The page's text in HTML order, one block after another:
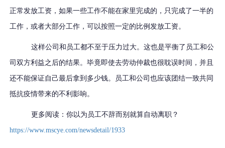
正常发放工资，如果一些工作不能在家里完成的，只完成了一半的
工作，或者大部分工作，可以按照一定的比例发放工资。
这样公司和员工都不至于压力过大。这也是平衡了员工和公
司双方利益之后的结果。毕竟即使去劳动仲裁也很耽误时间，并且
还不能保证自己最后拿到多少钱。员工和公司也应该团结一致共同
抵抗疫情带来的不利影响。
更多阅读：你以为员工不辞而别就算自动离职？
https://www.mscye.com/newsdetail/1933